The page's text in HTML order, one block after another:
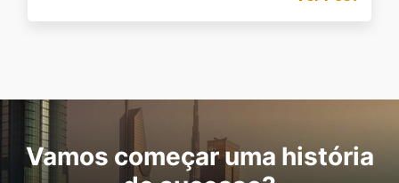
Vamos começar uma história